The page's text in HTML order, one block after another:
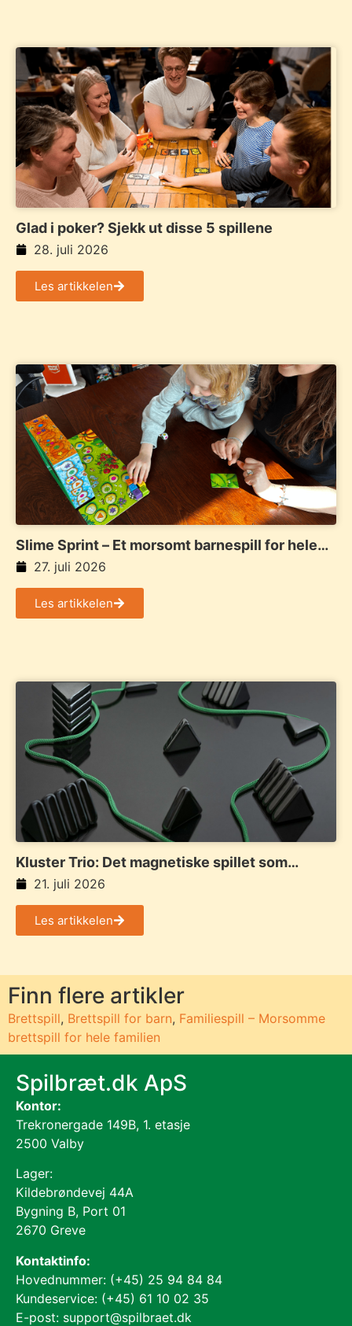
Glad i poker? Sjekk ut disse 5 spillene
28. juli 2026
Les artikkelen
Slime Sprint – Et morsomt barnespill for hele
familien
27. juli 2026
Les artikkelen
Kluster Trio: Det magnetiske spillet som
samler familie og venner
21. juli 2026
Les artikkelen
Finn flere artikler
Brettspill, Brettspill for barn, Familiespill – Morsomme
brettspill for hele familien
Spilbræt.dk ApS
Kontor:
Trekronergade 149B, 1. etasje
2500 Valby
Lager:
Kildebrøndevej 44A
Bygning B, Port 01
2670 Greve
Kontaktinfo:
Hovednummer: (+45) 25 94 84 84
Kundeservice: (+45) 61 10 02 35
E-post: support@spilbraet.dk